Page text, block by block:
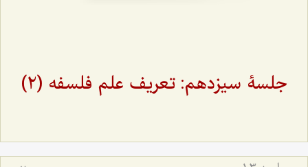
جلسۀ سیزدهم: تعریف علم فلسفه (٢)